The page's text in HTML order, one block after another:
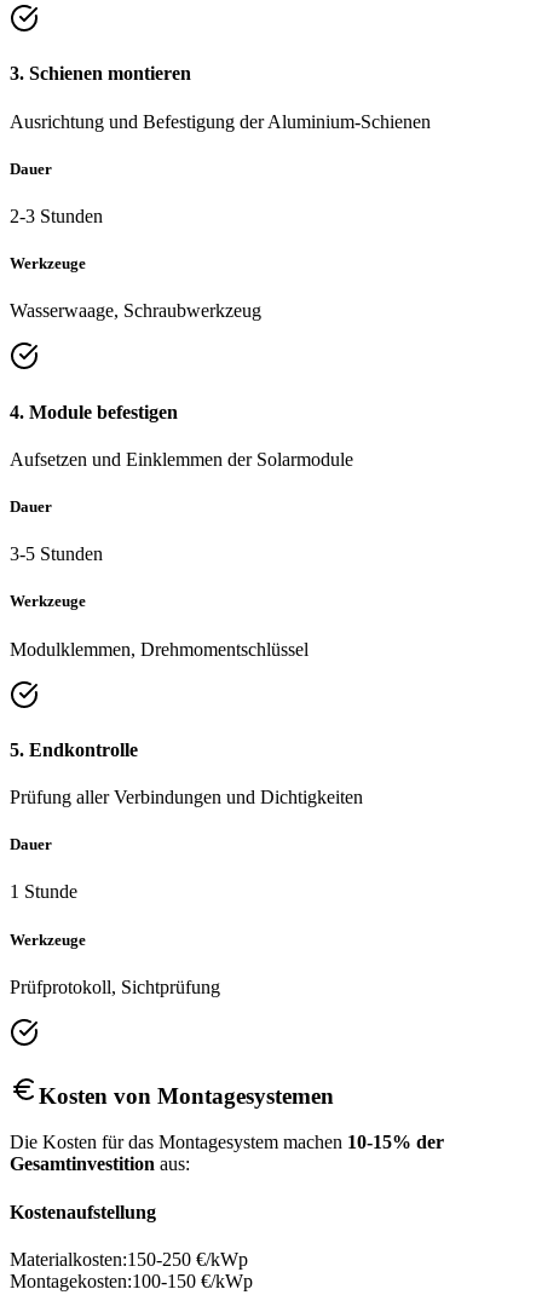
3. Schienen montieren
Ausrichtung und Befestigung der Aluminium-Schienen
Dauer
2-3 Stunden
Werkzeuge
Wasserwaage, Schraubwerkzeug
4. Module befestigen
Aufsetzen und Einklemmen der Solarmodule
Dauer
3-5 Stunden
Werkzeuge
Modulklemmen, Drehmomentschlüssel
5. Endkontrolle
Prüfung aller Verbindungen und Dichtigkeiten
Dauer
1 Stunde
Werkzeuge
Prüfprotokoll, Sichtprüfung
Kosten von Montagesystemen
Die Kosten für das Montagesystem machen 10-15% der
Gesamtinvestition aus:
Kostenaufstellung
Materialkosten:150-250 €/kWp
Montagekosten:100-150 €/kWp